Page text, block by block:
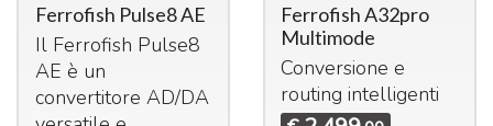
Ferrofish Pulse8 AE
Il Ferrofish Pulse8
AE è un
convertitore AD/DA
Ferrofish A32pro
Multimode
Conversione e
routing intelligenti